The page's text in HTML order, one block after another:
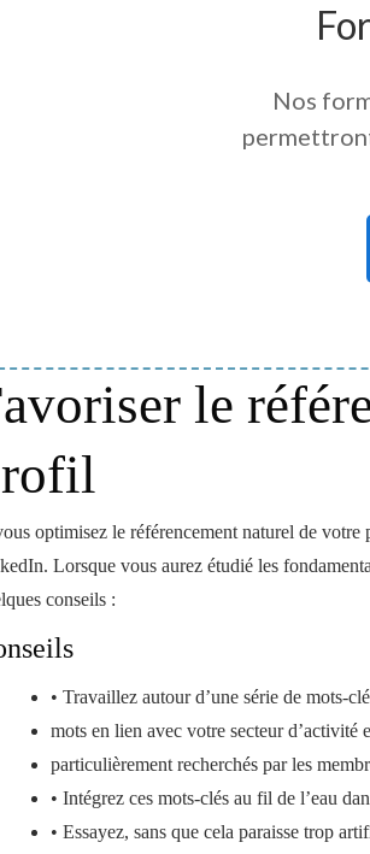
Nos
le
optimisez le référencement naturel de
Lorsque vous aurez étudié les
conseils :
• Travaillez autour d’une série de mots-
mots en lien avec votre secteur d’activité
particulièrement recherchés par les
• Intégrez ces mots-clés au fil de l’eau
• Essayez, sans que cela paraisse trop